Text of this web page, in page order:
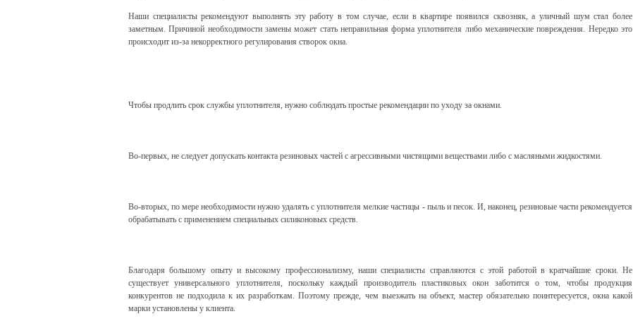
Наши специалисты рекомендуют выполнять эту работу в том случае, если в квартире появился сквозняк, а уличный шум стал более
заметным. Причиной необходимости замены может стать неправильная форма уплотнителя либо механические повреждения. Нередко это
происходит из-за некорректного регулирования створок окна.
Чтобы продлить срок службы уплотнителя, нужно соблюдать простые рекомендации по уходу за окнами.
Во-первых, не следует допускать контакта резиновых частей с агрессивными чистящими веществами либо с масляными жидкостями.
Во-вторых, по мере необходимости нужно удалять с уплотнителя мелкие частицы - пыль и песок. И, наконец, резиновые части рекомендуется
обрабатывать с применением специальных силиконовых средств.
Благодаря большому опыту и высокому профессионализму, наши специалисты справляются с этой работой в кратчайшие сроки. Не
существует универсального уплотнителя, поскольку каждый производитель пластиковых окон заботится о том, чтобы продукция
конкурентов не подходила к их разработкам. Поэтому прежде, чем выезжать на объект, мастер обязательно поинтересуется, окна какой
марки установлены у клиента.